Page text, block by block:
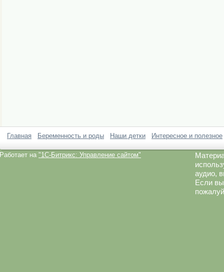
Главная Беременность и роды Наши детки Интересное и полезное
Работает на "1C-Битрикс: Управление сайтом"
аудио,
Если вы